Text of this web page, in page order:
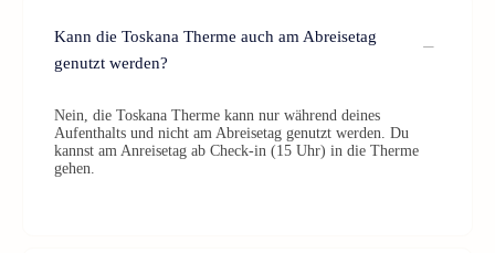
Kann die Toskana Therme auch am Abreisetag
genutzt werden?
Nein, die Toskana Therme kann nur während deines
Aufenthalts und nicht am Abreisetag genutzt werden. Du
kannst am Anreisetag ab Check-in (15 Uhr) in die Therme
gehen.